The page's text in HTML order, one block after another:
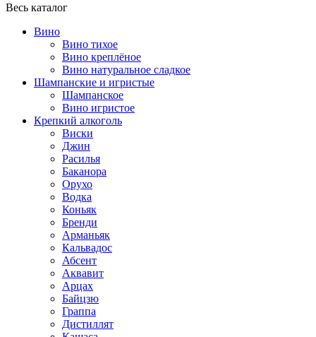
Весь каталог
Вино
Вино тихое
Вино креплёное
Вино натуральное сладкое
Шампанские и игристые
Шампанское
Вино игристое
Крепкий алкоголь
Виски
Джин
Расилья
Баканора
Орухо
Водка
Коньяк
Бренди
Арманьяк
Кальвадос
Абсент
Аквавит
Арцах
Байцзю
Граппа
Дистиллят